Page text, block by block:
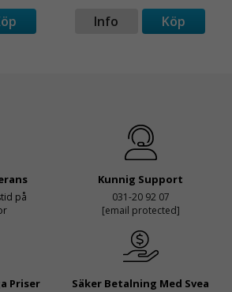
Info Köp
på
Kunnig Support
031-20 92 07
[email protected]
Priser Säker Betalning Med Svea